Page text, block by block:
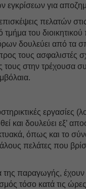
εγκρίσεων για
πελατών στις
τμήμα του
δουλεύει από τα
τους ασφαλιστές
τους στην τρέχουσα
εργασίες
και δουλεύει εξ’
όπως και το
πελάτες που
παραγωγής, έχουν
τόσο κατά τις